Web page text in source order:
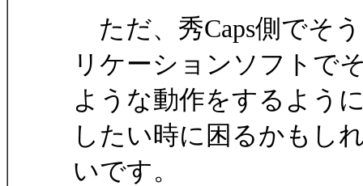
ただ、秀Caps側でそ
リケーションソフトで
ような動作をするよう
したい時に困るかもし
いです。